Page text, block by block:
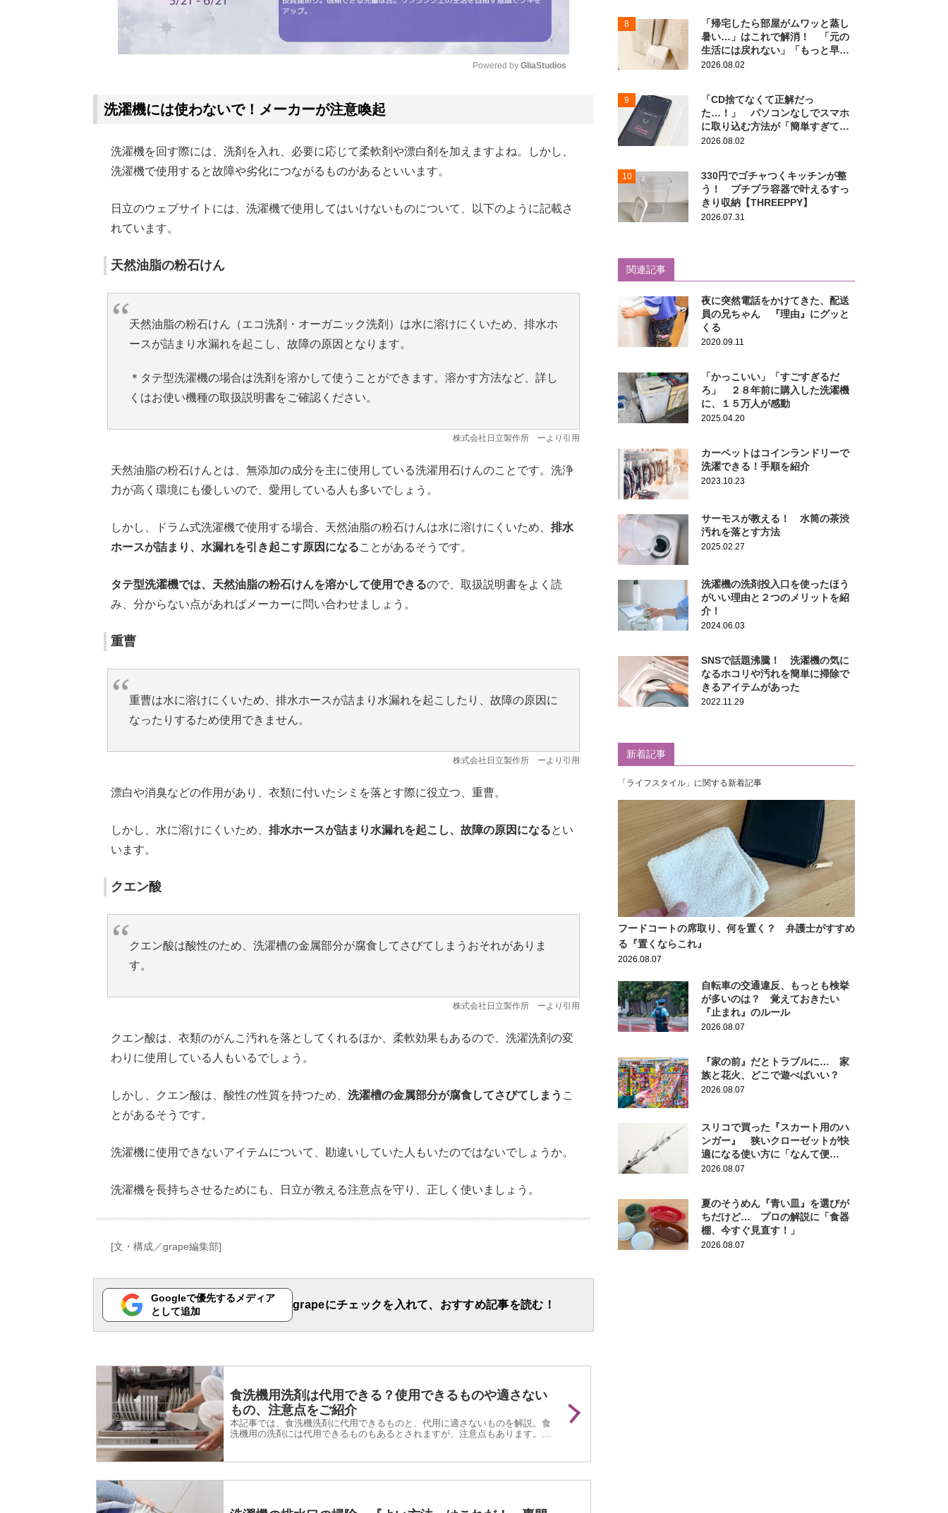
Powered by GliaStudios
洗濯機には使わないで！メーカーが注意喚起
洗濯機を回す際には、洗剤を入れ、必要に応じて柔軟剤や漂白剤を加えますよね。しかし、
洗濯機で使用すると故障や劣化につながるものがあるといいます。
日立のウェブサイトには、洗濯機で使用してはいけないものについて、以下のように記載さ
れています。
天然油脂の粉石けん
天然油脂の粉石けん（エコ洗剤・オーガニック洗剤）は水に溶けにくいため、排水ホ
ースが詰まり水漏れを起こし、故障の原因となります。
＊タテ型洗濯機の場合は洗剤を溶かして使うことができます。溶かす方法など、詳し
くはお使い機種の取扱説明書をご確認ください。
株式会社日立製作所 ーより引用
天然油脂の粉石けんとは、無添加の成分を主に使用している洗濯用石けんのことです。洗浄
力が高く環境にも優しいので、愛用している人も多いでしょう。
しかし、ドラム式洗濯機で使用する場合、天然油脂の粉石けんは水に溶けにくいため、 排水
ホースが詰まり、水漏れを引き起こす原因になることがあるそうです。
タテ型洗濯機では、天然油脂の粉石けんを溶かして使用できるので、取扱説明書をよく読
み、分からない点があればメーカーに問い合わせましょう。
重曹
重曹は水に溶けにくいため、排水ホースが詰まり水漏れを起こしたり、故障の原因に
なったりするため使用できません。
株式会社日立製作所 ーより引用
漂白や消臭などの作用があり、衣類に付いたシミを落とす際に役立つ、重曹。
しかし、水に溶けにくいため、 排水ホースが詰まり水漏れを起こし、故障の原因になるとい
います。
クエン酸
クエン酸は酸性のため、洗濯槽の金属部分が腐食してさびてしまうおそれがありま
す。
株式会社日立製作所 ーより引用
クエン酸は、衣類のがんこ汚れを落としてくれるほか、柔軟効果もあるので、洗濯洗剤の変
わりに使用している人もいるでしょう。
しかし、クエン酸は、酸性の性質を持つため、 洗濯槽の金属部分が腐食してさびてしまう こ
とがあるそうです。
洗濯機に使用できないアイテムについて、勘違いしていた人もいたのではないでしょうか。
洗濯機を長持ちさせるためにも、日立が教える注意点を守り、正しく使いましょう。
[文・構成／grape編集部]
Googleで優先するメディア
として追加
grapeにチェックを入れて、おすすめ記事を読む！
食洗機用洗剤は代用できる？使用できるものや適さない
もの、注意点をご紹介
本記事では、食洗機洗剤に代用できるものと、代用に適さないものを解説。食
洗機用の洗剤には代用できるものもあるとされますが、注意点もあります。代
8
「帰宅したら部屋がムワッと蒸し
暑い…」はこれで解消！ 「元の
生活には戻れない」「もっと早く
知りたかった」
2026.08.02
9
「CD捨てなくて正解だっ
た…！」 パソコンなしでスマホ
に取り込む方法が「簡単すぎて拍
子抜け」「この曲聴きたかった
2026.08.02
10
330円でゴチャつくキッチンが整
う！ プチプラ容器で叶えるすっ
きり収納【THREEPPY】
2026.07.31
関連記事
夜に突然電話をかけてきた、配送
員の兄ちゃん 『理由』にグッと
くる
2020.09.11
「かっこいい」「すごすぎるだ
ろ」 ２８年前に購入した洗濯機
に、１５万人が感動
2025.04.20
カーペットはコインランドリーで
洗濯できる！手順を紹介
2023.10.23
サーモスが教える！ 水筒の茶渋
汚れを落とす方法
2025.02.27
洗濯機の洗剤投入口を使ったほう
がいい理由と２つのメリットを紹
介！
2024.06.03
SNSで話題沸騰！ 洗濯機の気に
なるホコリや汚れを簡単に掃除で
きるアイテムがあった
2022.11.29
新着記事
「ライフスタイル」に関する新着記事
フードコートの席取り、何を置く？ 弁護士がすすめ
る『置くならこれ』
2026.08.07
自転車の交通違反、もっとも検挙
が多いのは？ 覚えておきたい
『止まれ』のルール
2026.08.07
『家の前』だとトラブルに… 家
族と花火、どこで遊べばいい？
2026.08.07
スリコで買った『スカート用のハ
ンガー』 狭いクローゼットが快
適になる使い方に「なんて便
利！」
2026.08.07
夏のそうめん『青い皿』を選びが
ちだけど… プロの解説に「食器
棚、今すぐ見直す！」
2026.08.07